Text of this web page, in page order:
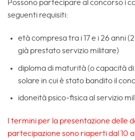
Possono partecipare al concorso i
seguenti requisiti:
età compresa tra i 17 e i 26 anni
già prestato servizio militare)
diploma di maturità (o capacità di
solare in cui è stato bandito il
idoneità psico-fisica al servizio
I termini per la presentazione delle
partecipazione sono riaperti dal 10